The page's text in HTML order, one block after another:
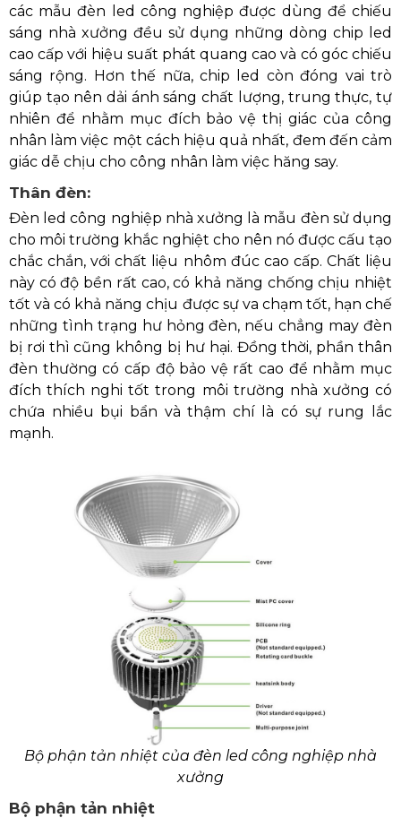
các mẫu đèn led công nghiệp được dùng để chiếu
sáng nhà xưởng đều sử dụng những dòng chip led
cao cấp với hiệu suất phát quang cao và có góc chiếu
sáng rộng. Hơn thế nữa, chip led còn đóng vai trò
giúp tạo nên dải ánh sáng chất lượng, trung thực, tự
nhiên để nhằm mục đích bảo vệ thị giác của công
nhân làm việc một cách hiệu quả nhất, đem đến cảm
giác dễ chịu cho công nhân làm việc hăng say.
Thân đèn:
Đèn led công nghiệp nhà xưởng là mẫu đèn sử dụng
cho môi trường khắc nghiệt cho nên nó được cấu tạo
chắc chắn, với chất liệu nhôm đúc cao cấp. Chất liệu
này có độ bền rất cao, có khả năng chống chịu nhiệt
tốt và có khả năng chịu được sự va chạm tốt, hạn chế
những tình trạng hư hỏng đèn, nếu chẳng may đèn
bị rơi thì cũng không bị hư hại. Đồng thời, phần thân
đèn thường có cấp độ bảo vệ rất cao để nhằm mục
đích thích nghi tốt trong môi trường nhà xưởng có
chứa nhiều bụi bẩn và thậm chí là có sự rung lắc
mạnh.
Bộ phận tản nhiệt của đèn led công nghiệp nhà
xưởng
Bộ phận tản nhiệt